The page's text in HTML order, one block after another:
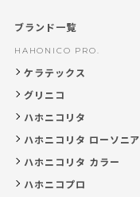
ブランド一覧
HAHONICO PRO.
ケラテックス
グリニコ
ハホニコリタ
ハホニコリタ ローソニア
ハホニコリタ カラー
ハホニコプロ